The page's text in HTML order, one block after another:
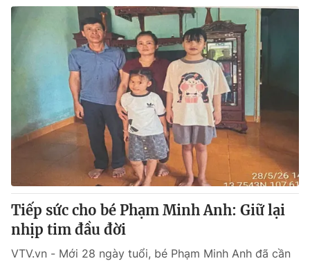
Tiếp sức cho bé Phạm Minh Anh: Giữ lại
nhịp tim đầu đời
VTV.vn - Mới 28 ngày tuổi, bé Phạm Minh Anh đã cần